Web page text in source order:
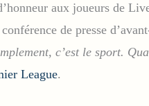
aux joueurs de
de presse
c’est le sport.
League.